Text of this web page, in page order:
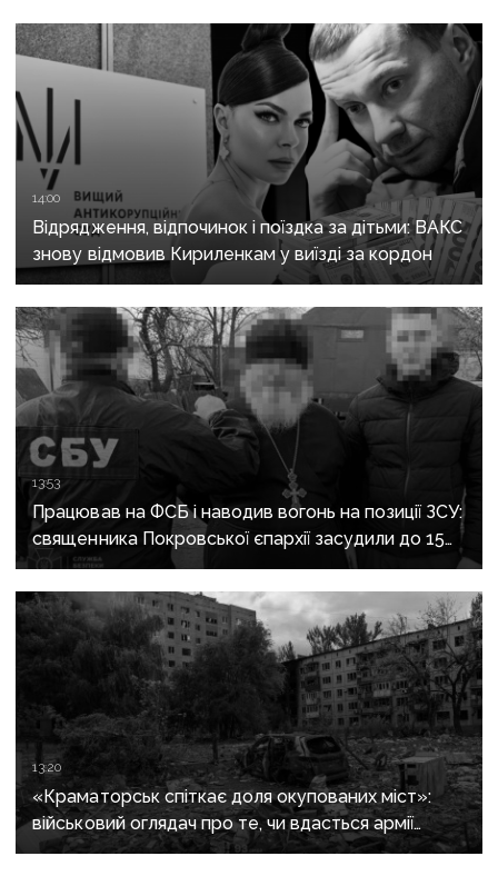
14:00
Відрядження, відпочинок і поїздка за дітьми: ВАКС
знову відмовив Кириленкам у виїзді за кордон
13:53
Працював на ФСБ і наводив вогонь на позиції ЗСУ:
священника Покровської єпархії засудили до 15
років
13:20
«Краматорськ спіткає доля окупованих міст»:
військовий оглядач про те, чи вдасться армії
рф захопити останню агломерацію Донеччини до